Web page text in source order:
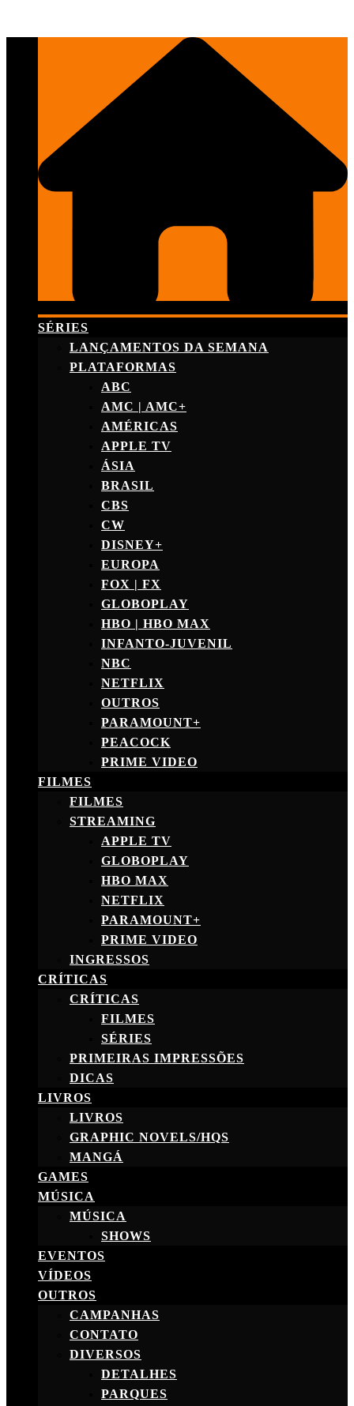
SÉRIES
LANÇAMENTOS DA SEMANA
PLATAFORMAS
ABC
AMC | AMC+
AMÉRICAS
APPLE TV
ÁSIA
BRASIL
CBS
CW
DISNEY+
EUROPA
FOX | FX
GLOBOPLAY
HBO | HBO MAX
INFANTO-JUVENIL
NBC
NETFLIX
OUTROS
PARAMOUNT+
PEACOCK
PRIME VIDEO
FILMES
FILMES
STREAMING
APPLE TV
GLOBOPLAY
HBO MAX
NETFLIX
PARAMOUNT+
PRIME VIDEO
INGRESSOS
CRÍTICAS
CRÍTICAS
FILMES
SÉRIES
PRIMEIRAS IMPRESSÕES
DICAS
LIVROS
LIVROS
GRAPHIC NOVELS/HQS
MANGÁ
GAMES
MÚSICA
MÚSICA
SHOWS
EVENTOS
VÍDEOS
OUTROS
CAMPANHAS
CONTATO
DIVERSOS
DETALHES
PARQUES